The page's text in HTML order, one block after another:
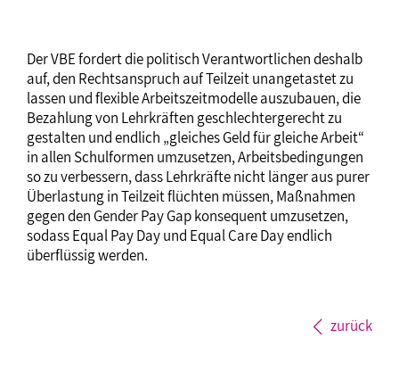
Der VBE fordert die politisch Verantwortlichen deshalb
auf, den Rechtsanspruch auf Teilzeit unangetastet zu
lassen und flexible Arbeitszeitmodelle auszubauen, die
Bezahlung von Lehrkräften geschlechtergerecht zu
gestalten und endlich „gleiches Geld für gleiche Arbeit“
in allen Schulformen umzusetzen, Arbeitsbedingungen
so zu verbessern, dass Lehrkräfte nicht länger aus purer
Überlastung in Teilzeit flüchten müssen, Maßnahmen
gegen den Gender Pay Gap konsequent umzusetzen,
sodass Equal Pay Day und Equal Care Day endlich
überflüssig werden.
zurück